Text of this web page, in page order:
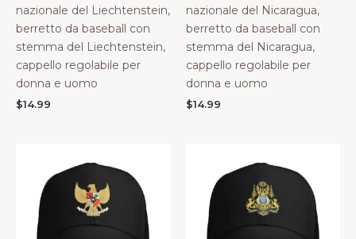
nazionale del Liechtenstein,
berretto da baseball con
stemma del Liechtenstein,
cappello regolabile per
donna e uomo
$14.99
nazionale del Nicaragua,
berretto da baseball con
stemma del Nicaragua,
cappello regolabile per
donna e uomo
$14.99